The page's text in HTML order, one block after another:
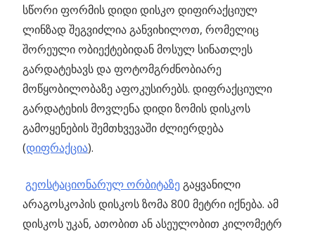
სწორი ფორმის დიდი დისკო დიფირაქციულ
ლინზად შეგვიძლია განვიხილოთ, რომელიც
შორეული ობიექტებიდან მოსულ სინათლეს
გარდატეხავს და ფოტომგრძნობიარე
მოწყობილობაზე აფოკუსირებს. დიფრაქციული
გარდატეხის მოვლენა დიდი ზომის დისკოს
გამოყენების შემთხვევაში ძლიერდება
(დიფრაქცია).
გეოსტაციონარულ ორბიტაზეგაყვანილი
არაგოსკოპის დისკოს ზომა 800 მეტრი იქნება. ამ
დისკოს უკან, ათობით ან ასეულობით კილომეტრ